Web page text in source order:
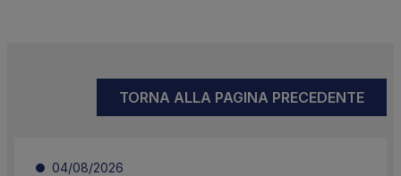
TORNA ALLA PAGINA PRECEDENTE
04/08/2026